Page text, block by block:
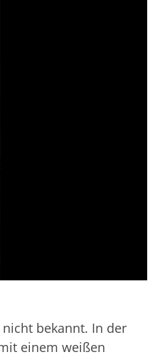
bekannt. In der
einem weißen